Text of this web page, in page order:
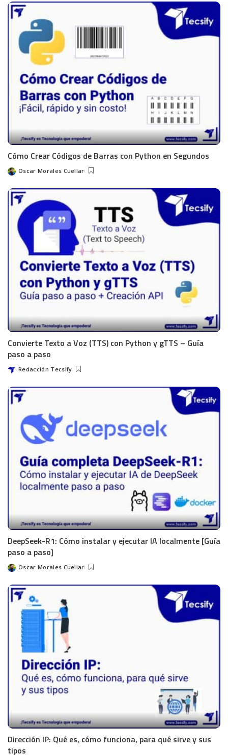
Cómo Crear Códigos de Barras con Python en Segundos
Oscar Morales Cuellar
Convierte Texto a Voz (TTS) con Python y gTTS – Guía
paso a paso
Redacción Tecsify
DeepSeek-R1: Cómo instalar y ejecutar IA localmente [Guía
paso a paso]
Oscar Morales Cuellar
Dirección IP: Qué es, cómo funciona, para qué sirve y sus
tipos